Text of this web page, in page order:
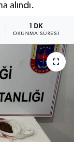
alındı.
1 DK
OKUNMA SÜRESI